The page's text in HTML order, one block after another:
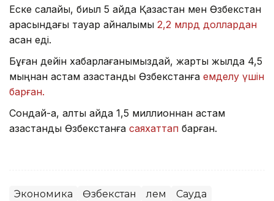
Еске салайық, биыл 5 айда Қазақстан мен Өзбекстан
арасындағы тауар айналымы 2,2 млрд доллардан
асқан еді.
Бұған дейін хабарлағанымыздай, жарты жылда 4,5
мыңнан астам қазақстандық Өзбекстанға емделу үшін
барған.
Сондай-ақ, алты айда 1,5 миллионнан астам
қазақстандық Өзбекстанға саяхаттап барған.
Экономика Өзбекстан Әлем Сауда